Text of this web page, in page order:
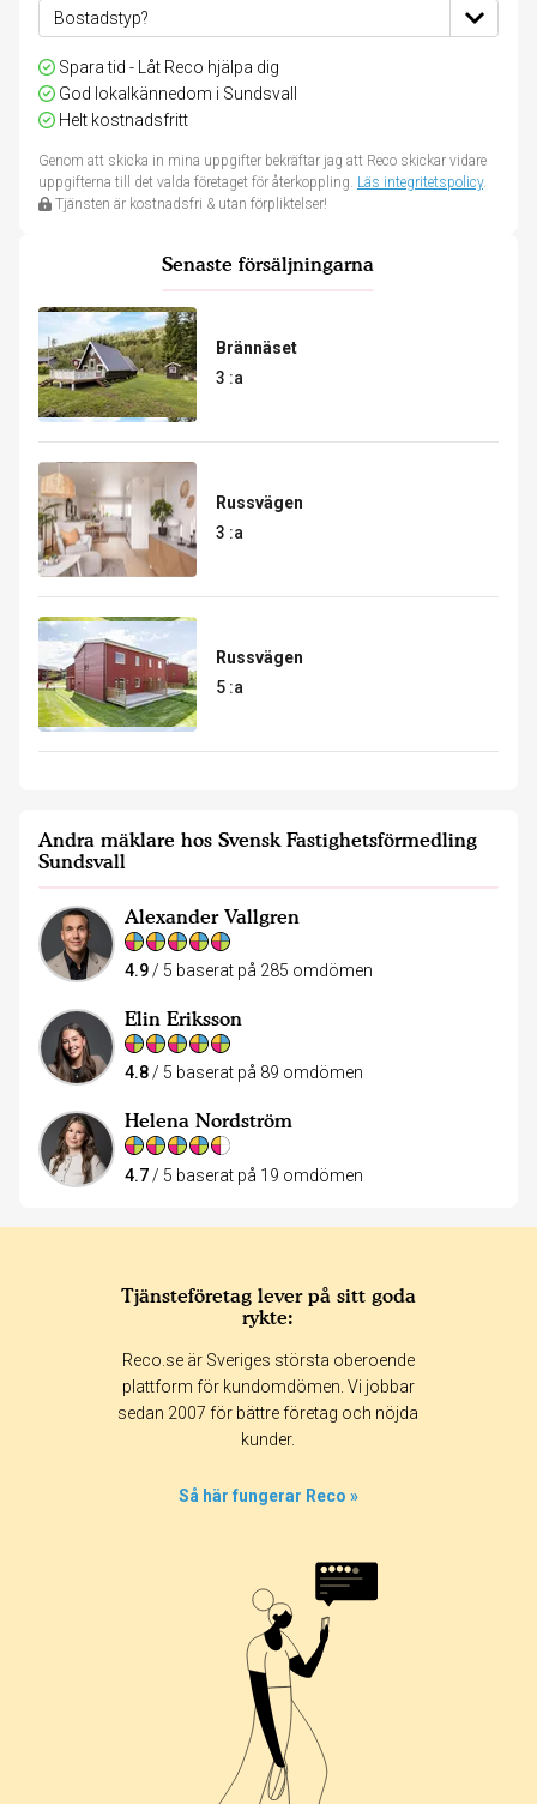
Spara tid - Låt Reco hjälpa dig
God lokalkännedom i Sundsvall
Helt kostnadsfritt
Genom att skicka in mina uppgifter bekräftar jag att Reco skickar vidare
uppgifterna till det valda företaget för återkoppling. Läs integritetspolicy.
Tjänsten är kostnadsfri & utan förpliktelser!
Senaste försäljningarna
Brännäset
3 :a
Russvägen
3 :a
Russvägen
5 :a
Andra mäklare hos Svensk Fastighetsförmedling
Sundsvall
Alexander Vallgren
4.9 / 5 baserat på 285 omdömen
Elin Eriksson
4.8/ 5 baserat på 89 omdömen
Helena Nordström
4.7 / 5 baserat på 19 omdömen
Tjänsteföretag lever på sitt goda
rykte:
Reco.se är Sveriges största oberoende
plattform för kundomdömen. Vi jobbar
sedan 2007 för bättre företag och nöjda
kunder.
Så här fungerar Reco »